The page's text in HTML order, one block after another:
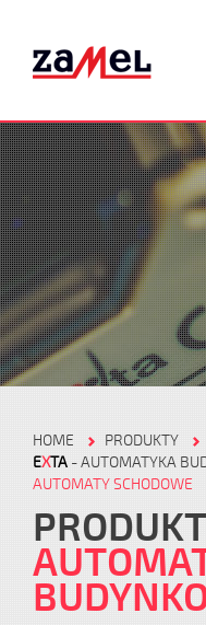
HOME
PRODUKTY
EXTA - AUTOMATYKA
AUTOMATY SCHODOWE